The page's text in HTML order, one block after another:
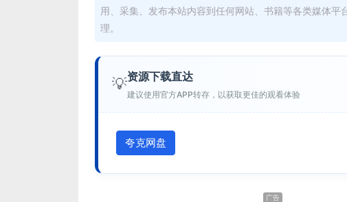
用、采集、发布本站内容到任何网站、书籍等各类媒体
理。
💡资源下载直达
建议使用官方APP转存，以获取更佳的观看体验
夸克网盘
广告